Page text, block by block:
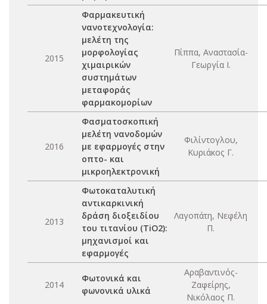
2015
Φαρμακευτική
νανοτεχνολογία:
μελέτη της
μορφολογίας
χιμαιρικών
συστημάτων
μεταφοράς
φαρμακομορίων
Πίππα, Αναστασία-
Γεωργία Ι.
2016
Φασματοσκοπική
μελέτη νανοδομών
με εφαρμογές στην
οπτο- και
μικροηλεκτρονική
Φιλίντογλου,
Κυριάκος Γ.
2013
Φωτοκαταλυτική
αντικαρκινική
δράση διοξειδίου
του τιτανίου (TiO2):
μηχανισμοί και
εφαρμογές
Λαγοπάτη, Νεφέλη
Π.
2014
Φωτονικά και
φωνονικά υλικά
Αραβαντινός-
Ζαφείρης,
Νικόλαος Π.